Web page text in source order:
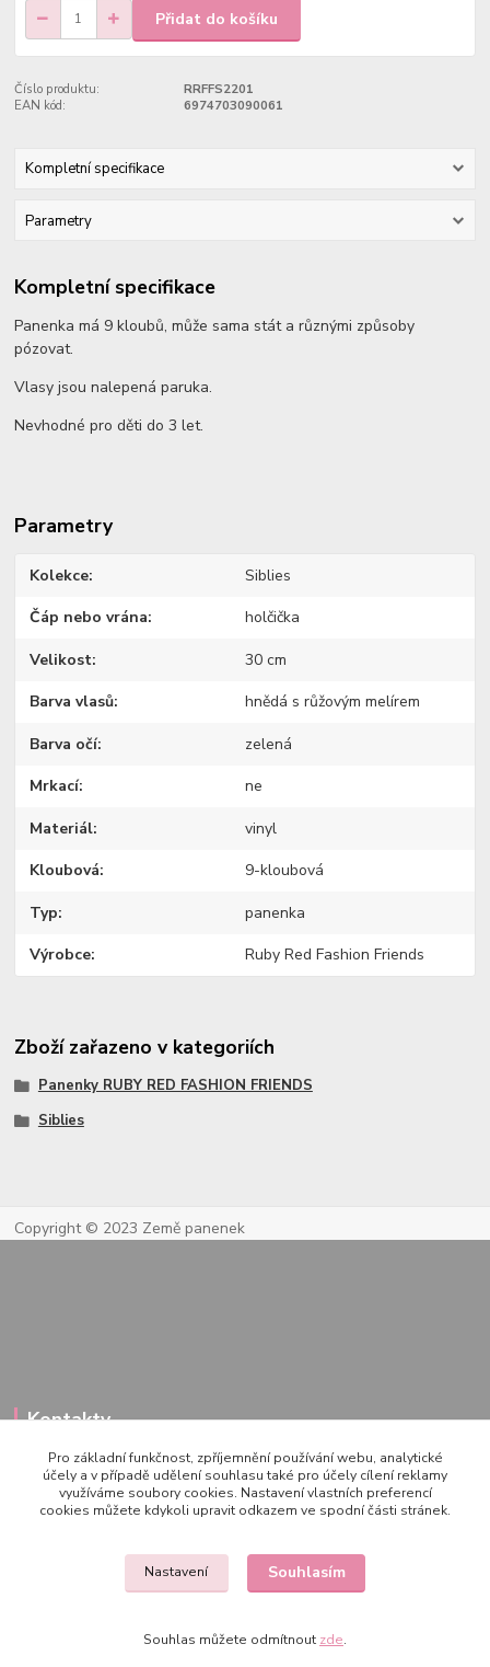
Přidat do košíku
Číslo produktu:
RRFFS2201
EAN kód:
6974703090061
Kompletní specifikace
Parametry
Kompletní specifikace
Panenka má 9 kloubů, může sama stát a různými způsoby
pózovat.
Vlasy jsou nalepená paruka.
Nevhodné pro děti do 3 let.
Parametry
Kolekce Siblies
Čáp nebo vrána holčička
Velikost 30 cm
Barva vlasů hnědá s růžovým melírem
Barva očí zelená
Mrkací ne
Materiál vinyl
Kloubová 9-kloubová
Typ panenka
Výrobce Ruby Red Fashion Friends
Zboží zařazeno v kategoriích
Panenky RUBY RED FASHION FRIENDS
Siblies
Copyright © 2023 Země panenek
Kontakty
722 000 724
zemepanenek@gmail.com
Pro základní funkčnost, zpříjemnění používání webu, analytické
účely a v případě udělení souhlasu také pro účely cílení reklamy
využíváme soubory cookies. Nastavení vlastních preferencí
cookies můžete kdykoli upravit odkazem ve spodní části stránek.
Nastavení Souhlasím
Souhlas můžete odmítnout zde.